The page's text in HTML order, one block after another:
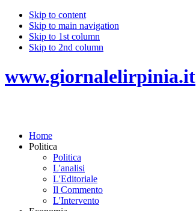
Skip to content
Skip to main navigation
Skip to 1st column
Skip to 2nd column
www.giornalelirpinia.it
Home
Politica
Politica
L'analisi
L'Editoriale
Il Commento
L'Intervento